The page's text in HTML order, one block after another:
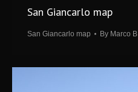
San Giancarlo map
San Giancarlo map By Marco B